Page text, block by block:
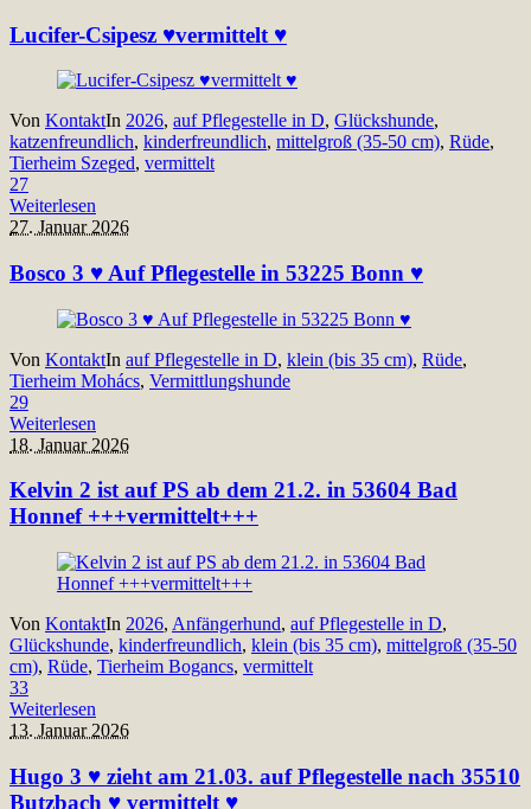
Lucifer-Csipesz ♥vermittelt ♥
Von KontaktIn 2026, auf Pflegestelle in D, Glückshunde,
katzenfreundlich, kinderfreundlich, mittelgroß (35-50 cm), Rüde,
Tierheim Szeged, vermittelt
27
Weiterlesen
27. Januar 2026
Bosco 3 ♥ Auf Pflegestelle in 53225 Bonn ♥
Von KontaktIn auf Pflegestelle in D, klein (bis 35 cm), Rüde,
Tierheim Mohács, Vermittlungshunde
29
Weiterlesen
18. Januar 2026
Kelvin 2 ist auf PS ab dem 21.2. in 53604 Bad
Honnef +++vermittelt+++
Von KontaktIn 2026, Anfängerhund, auf Pflegestelle in D,
Glückshunde, kinderfreundlich, klein (bis 35 cm), mittelgroß (35-50
cm), Rüde, Tierheim Bogancs, vermittelt
33
Weiterlesen
13. Januar 2026
Hugo 3 ♥ zieht am 21.03. auf Pflegestelle nach 35510
Butzbach ♥ vermittelt ♥